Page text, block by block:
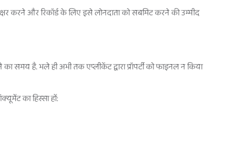
और रिकॉर्ड के लिए इसे लोनदाता को सबमिट करने की उम्मीद
का समय है. भले ही अभी तक एप्लीकेंट द्वारा प्रॉपर्टी को फाइनल न किया
का हिस्सा हों: